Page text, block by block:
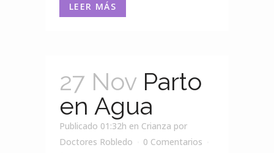
LEER MÁS
27 Nov Parto
en Agua
Publicado 01:32h en Crianza por
Doctores Robledo
0 Comentarios